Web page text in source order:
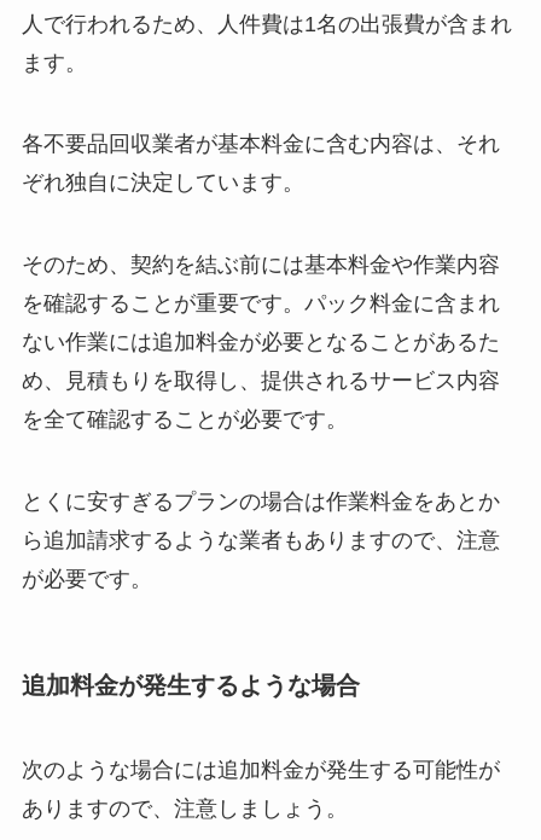
人で行われるため、人件費は1名の出張費が含まれ
ます。
各不要品回収業者が基本料金に含む内容は、それ
ぞれ独自に決定しています。
そのため、契約を結ぶ前には基本料金や作業内容
を確認することが重要です。パック料金に含まれ
ない作業には追加料金が必要となることがあるた
め、見積もりを取得し、提供されるサービス内容
を全て確認することが必要です。
とくに安すぎるプランの場合は作業料金をあとか
ら追加請求するような業者もありますので、注意
が必要です。
追加料金が発生するような場合
次のような場合には追加料金が発生する可能性が
ありますので、注意しましょう。